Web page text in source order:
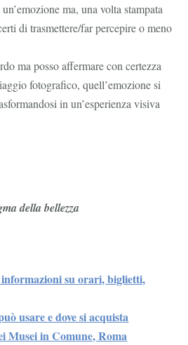
ma, una volta stampata
di trasmettere/far percepire o meno
ma posso affermare con certezza
fotografico, quell’emozione si
in un’esperienza visiva
della bellezza
informazioni su orari, biglietti,
usare e dove si acquista
Musei in Comune, Roma